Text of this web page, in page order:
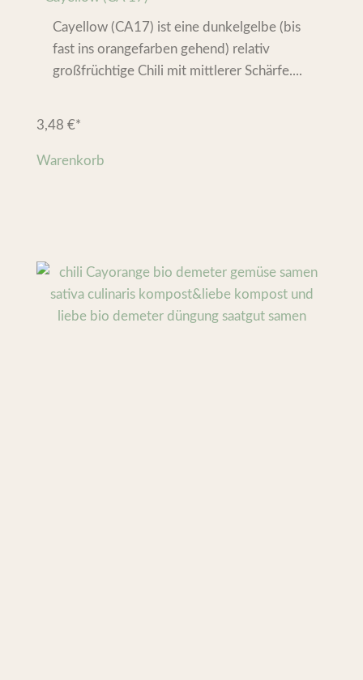
Cayellow (CA17) ist eine dunkelgelbe (bis
fast ins orangefarben gehend) relativ
großfrüchtige Chili mit mittlerer Schärfe....
3,48 €*
Warenkorb